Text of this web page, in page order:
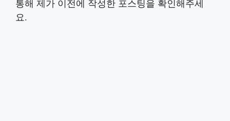
통해 제가 이전에 작성한 포스팅을 확인해주세
요.